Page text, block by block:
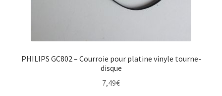
PHILIPS GC802 – Courroie pour platine vinyle tourne-
disque
7,49€